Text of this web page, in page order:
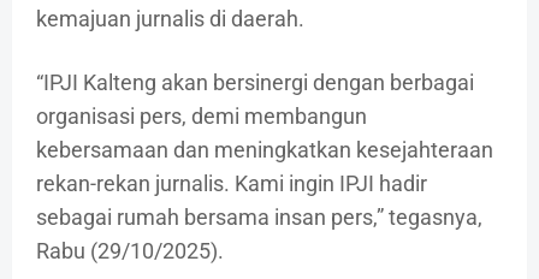
kemajuan jurnalis di daerah.
“IPJI Kalteng akan bersinergi dengan berbagai
organisasi pers, demi membangun
kebersamaan dan meningkatkan kesejahteraan
rekan-rekan jurnalis. Kami ingin IPJI hadir
sebagai rumah bersama insan pers,” tegasnya,
Rabu (29/10/2025).